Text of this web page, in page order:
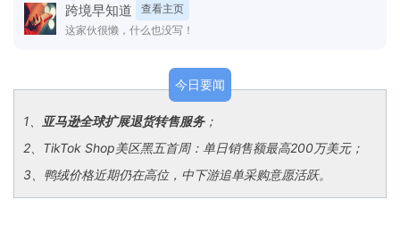
跨境早知道
查看主页
这家伙很懒，什么也没写！
今日要闻
1 亚马逊全球扩展退货转售服务；
2 、TikTok Shop美区黑五首周：单日销售额最高200万美元；
3、鸭绒价格近期仍在高位，中下游追单采购意愿活跃。